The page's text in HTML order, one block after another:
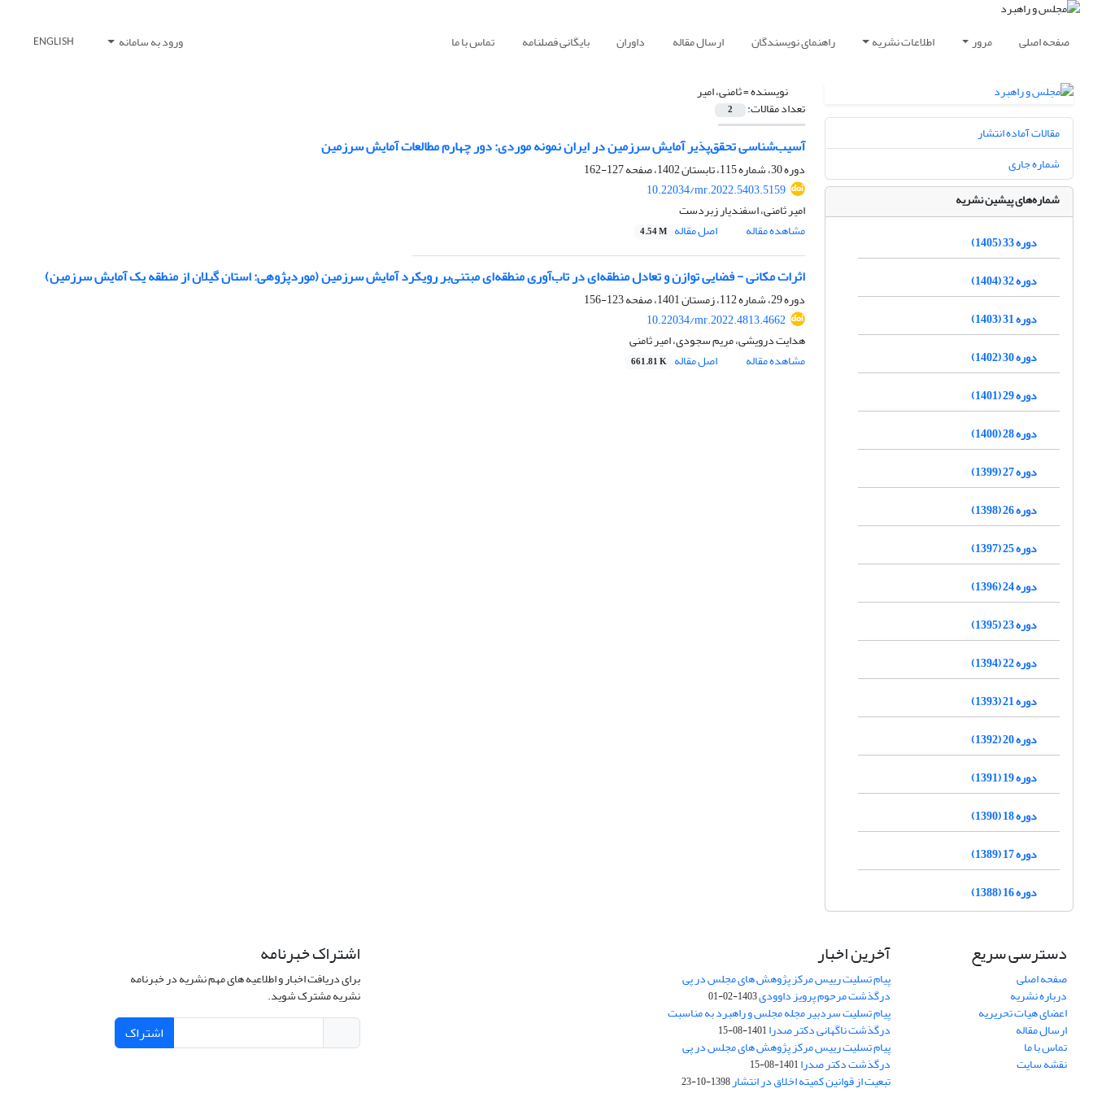
صفحه اصلی مرور اطلاعات نشریه راهنمای نویسندگان ارسال مقاله داوران بایگانی فصلنامه تماس با ما ورود به سامانه ENGLISH
نویسنده =ثامنی، امیر
تعداد مقالات: 2
آسیب‌شناسی تحقق‌پذیر آمایش سرزمین در ایران نمونه موردی: دور چهارم مطالعات آمایش سرزمین
دوره 30، شماره 115، تابستان 1402، صفحه
127-162
10.22034/mr.2022.5403.5159
امیر ثامنی، اسفندیار زبردست
مشاهده مقاله
اصل مقاله 4.54 M
اثرات مکانی - فضایی توازن و تعادل منطقه‌ای در تاب‌آوری منطقه‌ای مبتنی‌بر رویکرد آمایش سرزمین (مورد‌پژوهی: استان گیلان از منطقه یک آمایش سرزمین)
دوره 29، شماره 112، زمستان 1401، صفحه
123-156
10.22034/mr.2022.4813.4662
هدایت درویشی، مریم سجودی، امیر ثامنی
مشاهده مقاله
اصل مقاله 661.81 K
مقالات آماده انتشار
شماره جاری
شماره‌های پیشین نشریه
دوره 33 (1405)
دوره 32 (1404)
دوره 31 (1403)
دوره 30 (1402)
دوره 29 (1401)
دوره 28 (1400)
دوره 27 (1399)
دوره 26 (1398)
دوره 25 (1397)
دوره 24 (1396)
دوره 23 (1395)
دوره 22 (1394)
دوره 21 (1393)
دوره 20 (1392)
دوره 19 (1391)
دوره 18 (1390)
دوره 17 (1389)
دوره 16 (1388)
دسترسی سریع
صفحه اصلی
درباره نشریه
اعضای هیات تحریریه
ارسال مقاله
تماس با ما
نقشه سایت
آخرین اخبار
پیام تسلیت رییس مرکز پژوهش های مجلس در پی
درگذشت مرحوم پرویز داوودی1403-02-01
پیام تسلیت سردبیر مجله مجلس و راهبرد به مناسبت
درگذشت ناگهانی دکتر صدرا1401-08-15
پیام تسلیت رییس مرکز پژوهش های مجلس در پی
درگذشت دکتر صدرا1401-08-15
تبعیت از قوانین کمیته اخلاق در انتشار1398-10-23
اشتراک خبرنامه
برای دریافت اخبار و اطلاعیه های مهم نشریه در خبرنامه
نشریه مشترک شوید.
اشتراک